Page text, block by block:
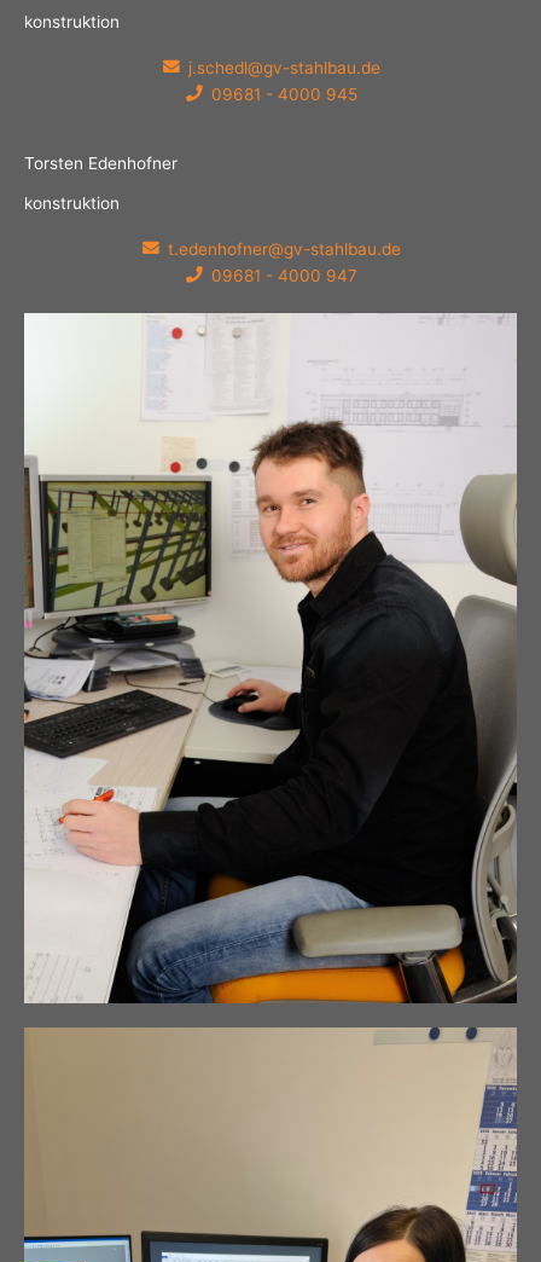
konstruktion
j.schedl@gv-stahlbau.de
09681 - 4000 945
Torsten Edenhofner
konstruktion
t.edenhofner@gv-stahlbau.de
09681 - 4000 947